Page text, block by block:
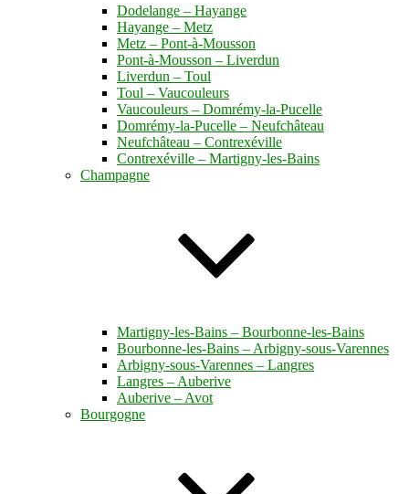
Dodelange – Hayange
Hayange – Metz
Metz – Pont-à-Mousson
Pont-à-Mousson – Liverdun
Liverdun – Toul
Toul – Vaucouleurs
Vaucouleurs – Domrémy-la-Pucelle
Domrémy-la-Pucelle – Neufchâteau
Neufchâteau – Contrexéville
Contrexéville – Martigny-les-Bains
Champagne
Martigny-les-Bains – Bourbonne-les-Bains
Bourbonne-les-Bains – Arbigny-sous-Varennes
Arbigny-sous-Varennes – Langres
Langres – Auberive
Auberive – Avot
Bourgogne